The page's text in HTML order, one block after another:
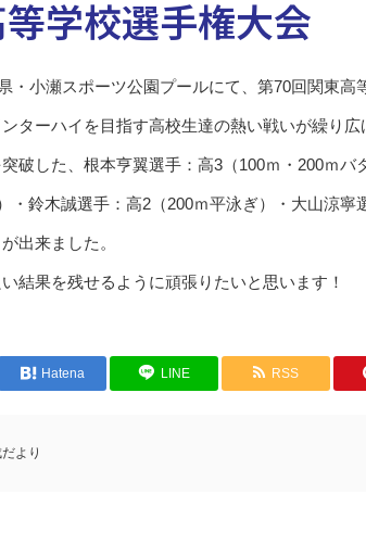
学校選手権大会
・小瀬スポーツ公園プールにて、第70回関東高
ターハイを目指す高校生達の熱い戦いが繰り広
破した、根本亨翼選手：高3（100ｍ・200ｍバ
・鈴木誠選手：高2（200ｍ平泳ぎ）・大山涼
出来ました。
結果を残せるように頑張りたいと思います！
Hatena LINE RSS
より